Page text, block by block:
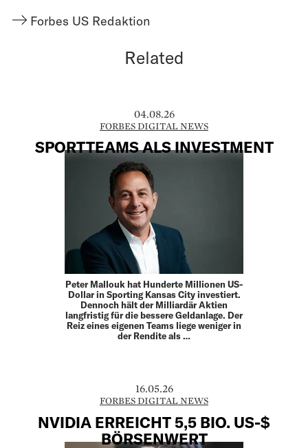
Forbes US Redaktion
Related
04.08.26
FORBES DIGITAL NEWS
SPORTTEAMS ALS INVESTMENT
Peter Mallouk hat Hunderte Millionen US-
Dollar in Sporting Kansas City investiert.
Dennoch hält der Milliardär Aktien
langfristig für die bessere Geldanlage. Der
Reiz eines eigenen Teams liege weniger in
der Rendite als …
16.05.26
FORBES DIGITAL NEWS
NVIDIA ERREICHT 5,5 BIO. US-$
BÖRSENWERT